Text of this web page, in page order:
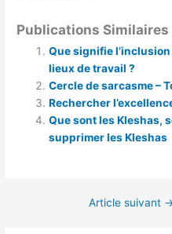
Publications Similaires
Que signifie
lieux de travail ?
Cercle de sarcasme –
Rechercher
Que sont les Kleshas,
supprimer les Kleshas
Article suivant